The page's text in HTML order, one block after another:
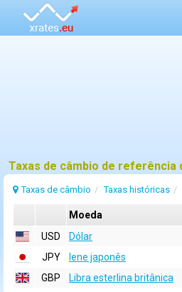
Taxas de câmbio Taxas históricas
Moeda
USD
Dólar
JPY
Iene japonês
GBP
Libra esterlina britânica